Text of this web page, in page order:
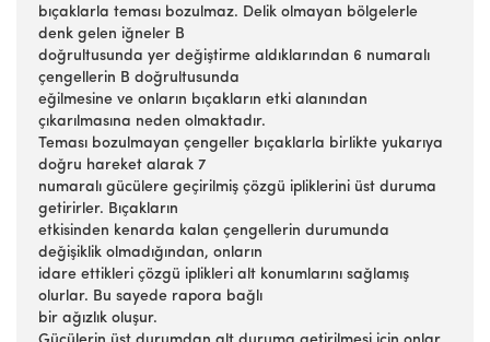
bıçaklarla teması bozulmaz. Delik olmayan bölgelerle
denk gelen iğneler B
doğrultusunda yer değiştirme aldıklarından 6 numaralı
çengellerin B doğrultusunda
eğilmesine ve onların bıçakların etki alanından
çıkarılmasına neden olmaktadır.
Teması bozulmayan çengeller bıçaklarla birlikte yukarıya
doğru hareket alarak 7
numaralı gücülere geçirilmiş çözgü ipliklerini üst duruma
getirirler. Bıçakların
etkisinden kenarda kalan çengellerin durumunda
değişiklik olmadığından, onların
idare ettikleri çözgü iplikleri alt konumlarını sağlamış
olurlar. Bu sayede rapora bağlı
bir ağızlık oluşur.